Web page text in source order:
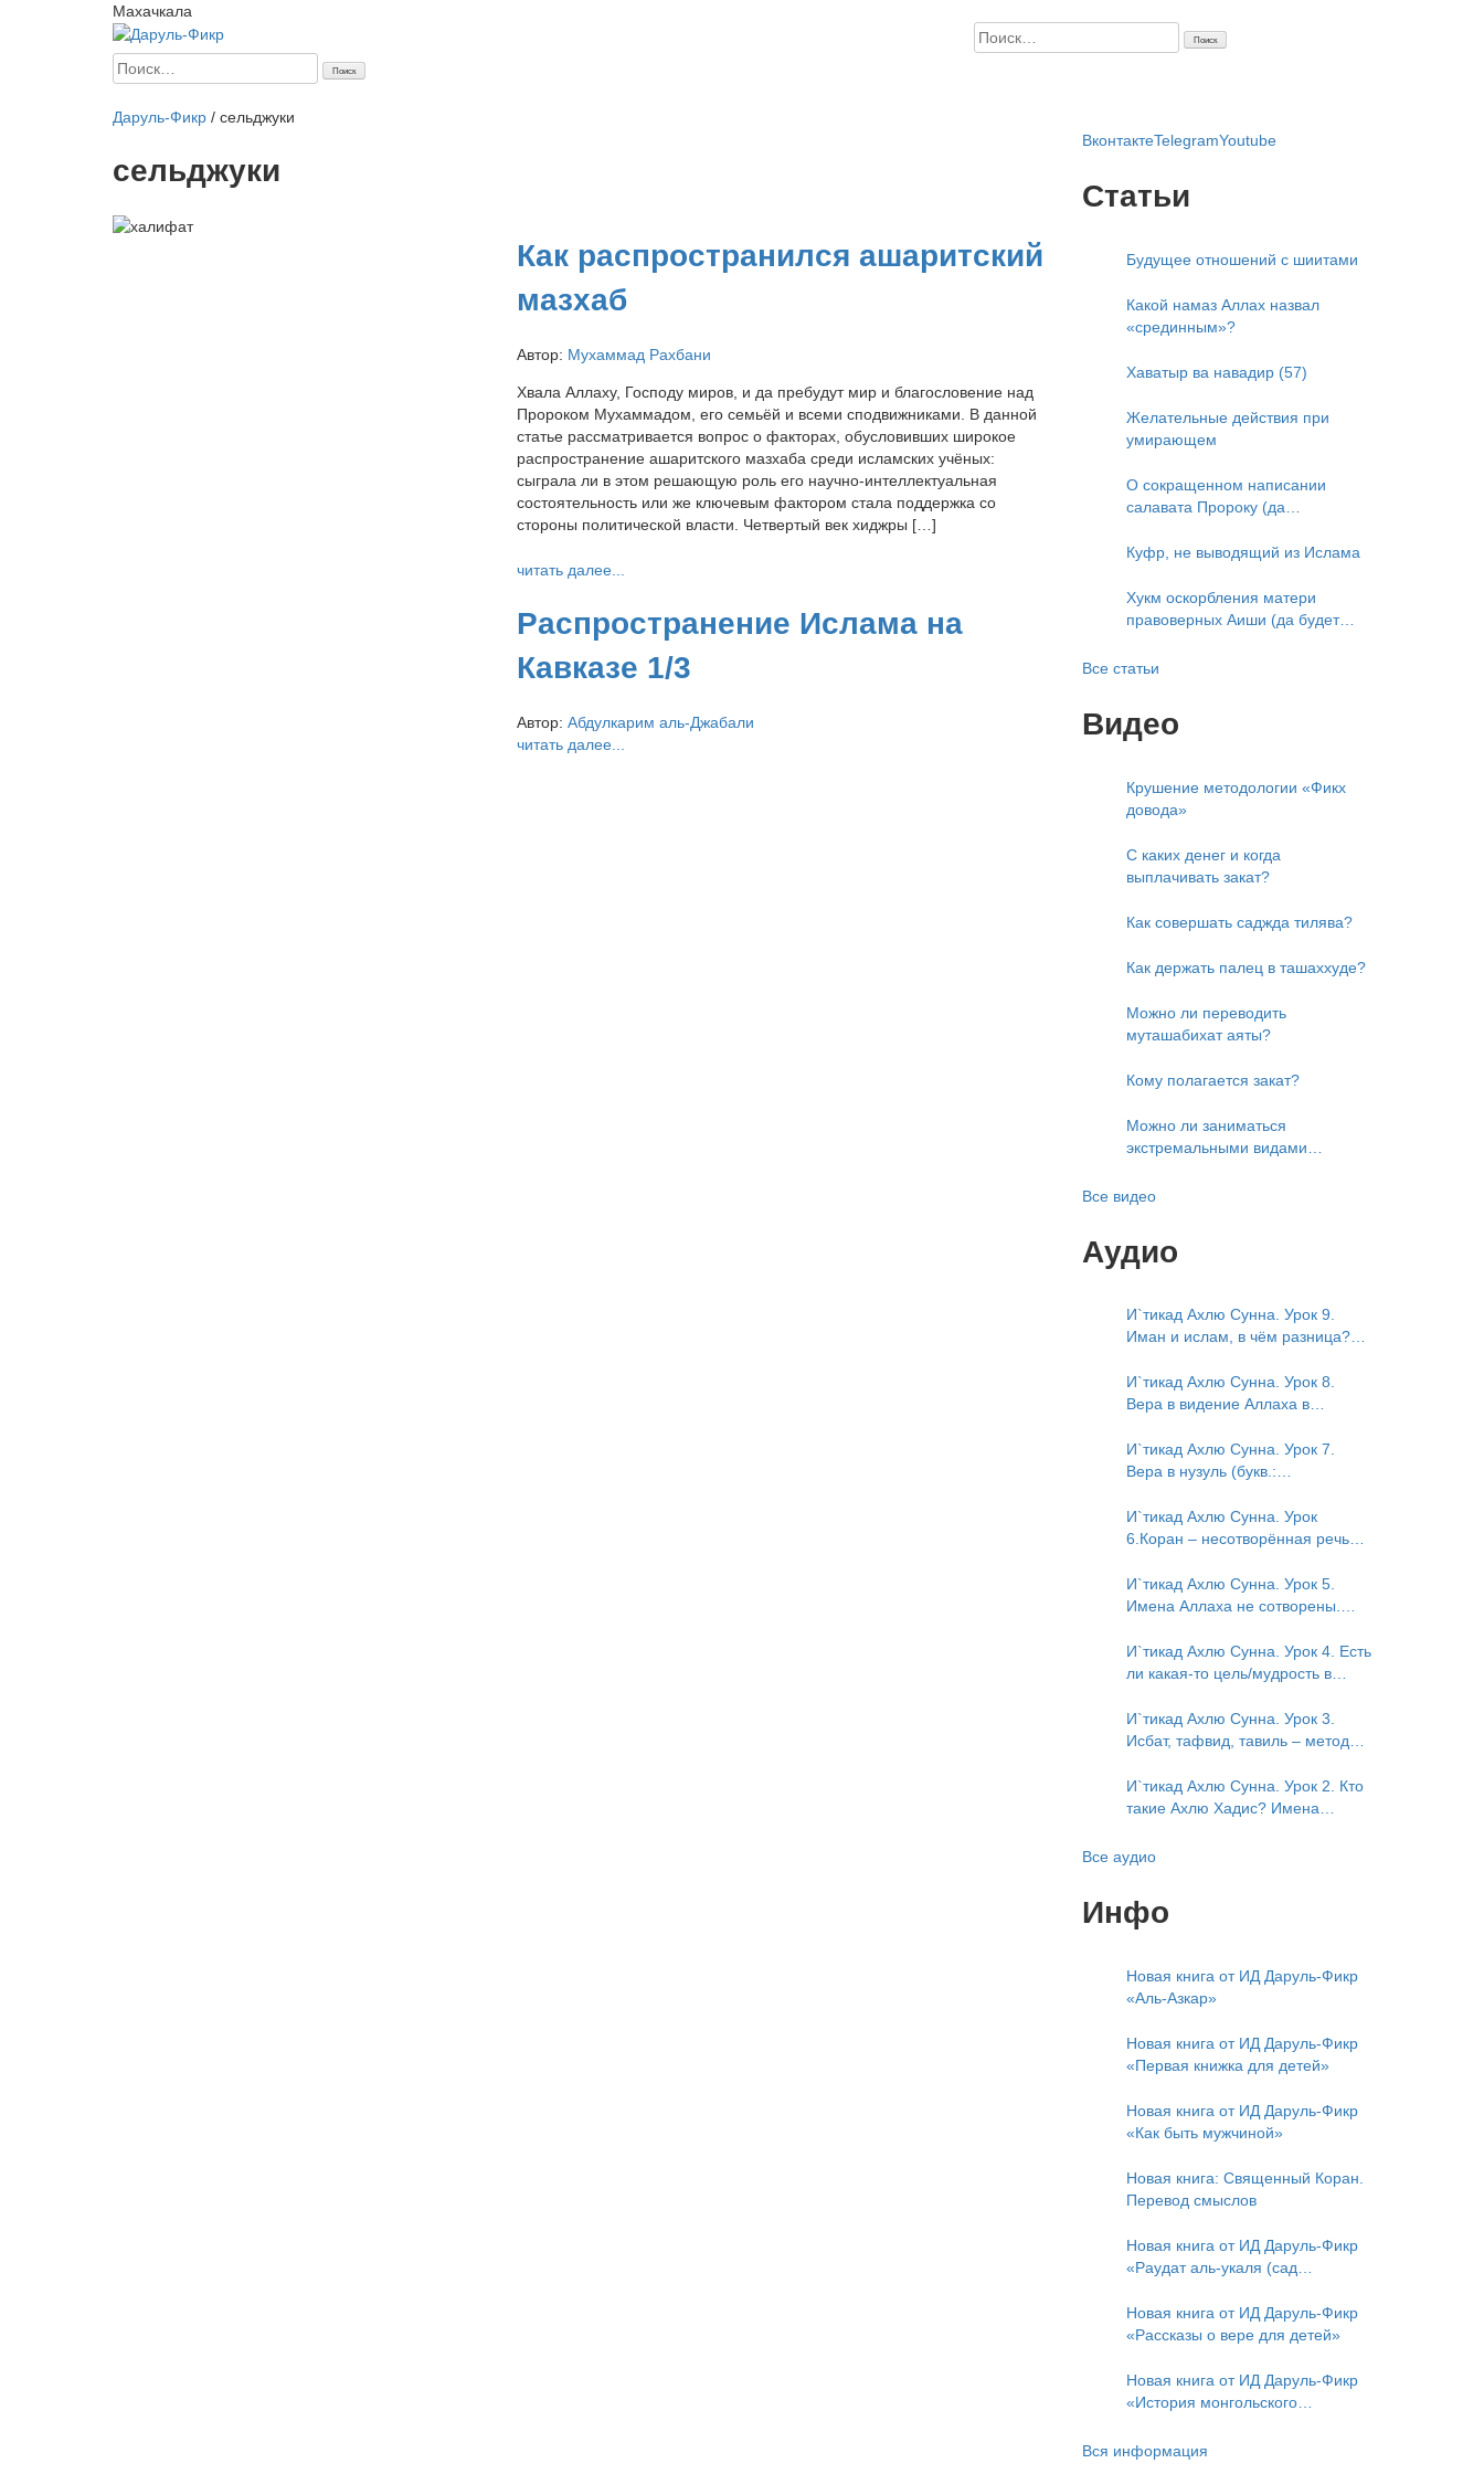
Махачкала
Найти:
Найти:
Даруль-Фикр / сельджуки
сельджуки
Как распространился ашаритский
мазхаб
Автор: Мухаммад Рахбани
Хвала Аллаху, Господу миров, и да пребудут мир и благословение над
Пророком Мухаммадом, его семьёй и всеми сподвижниками. В данной
статье рассматривается вопрос о факторах, обусловивших широкое
распространение ашаритского мазхаба среди исламских учёных:
сыграла ли в этом решающую роль его научно-интеллектуальная
состоятельность или же ключевым фактором стала поддержка со
стороны политической власти. Четвертый век хиджры […]
читать далее...
Распространение Ислама на
Кавказе 1/3
Автор: Абдулкарим аль-Джабали
читать далее...
ВконтактеTelegramYoutube
Статьи
Будущее отношений с шиитами
Какой намаз Аллах назвал
«срединным»?
Хаватыр ва навадир (57)
Желательные действия при
умирающем
О сокращенном написании
салавата Пророку (да
приветствует)
Куфр, не выводящий из Ислама
Хукм оскорбления матери
правоверных Аиши (да будет
Все статьи
Видео
Крушение методологии «Фикх
довода»
С каких денег и когда
выплачивать закат?
Как совершать саджда тилява?
Как держать палец в ташаххуде?
Можно ли переводить
муташабихат аяты?
Кому полагается закат?
Можно ли заниматься
экстремальными видами
Все видео
Аудио
И`тикад Ахлю Сунна. Урок 9.
Иман и ислам, в чём разница?
обитателем Рая или Ада?
И`тикад Ахлю Сунна. Урок 8.
Вера в видение Аллаха в
телесности Абу Бакром аль-
Исмаили. Отрицание телесности
Дарими. Иман – это слова, дела
и познание
И`тикад Ахлю Сунна. Урок 7.
Вера в нузуль (букв.:
ибн Саида ад-Дарими о нузуле.
Считал ли ад-Дарими, что Аллах
движением?
И`тикад Ахлю Сунна. Урок
6.Коран – несотворённая речь
сотворено? Предопределение
судьбы
И`тикад Ахлю Сунна. Урок 5.
Имена Аллаха не сотворены.
сифатов. Описание Аллаха
сифатом «вадж» (букв.: лик)
И`тикад Ахлю Сунна. Урок 4. Есть
ли какая-то цель/мудрость в
отрицать в отношении Аллаха
недостатки, отрицание которых
Концепция ибн Таймийи
И`тикад Ахлю Сунна. Урок 3.
Исбат, тафвид, тавиль – методы
Можно ли переводить сифаты
аль-хабария на русский язык?
сифата «биля кейфа» (без
И`тикад Ахлю Сунна. Урок 2. Кто
такие Ахлю Хадис? Имена
понимание Атрибутов
Все аудио
Инфо
Новая книга от ИД Даруль-Фикр
«Аль-Азкар»
Новая книга от ИД Даруль-Фикр
«Первая книжка для детей»
Новая книга от ИД Даруль-Фикр
«Как быть мужчиной»
Новая книга: Священный Коран.
Перевод смыслов
Новая книга от ИД Даруль-Фикр
«Раудат аль-укаля (cад
благородных)»
Новая книга от ИД Даруль-Фикр
«Рассказы о вере для детей»
Новая книга от ИД Даруль-Фикр
«История монгольского
Вся информация